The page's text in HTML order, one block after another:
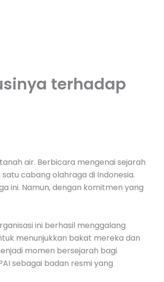
terhadap
air. Berbicara mengenai sejarah
cabang olahraga di Indonesia.
ini. Namun, dengan komitmen yang
ini berhasil menggalang
menunjukkan bakat mereka dan
momen bersejarah bagi
sebagai badan resmi yang